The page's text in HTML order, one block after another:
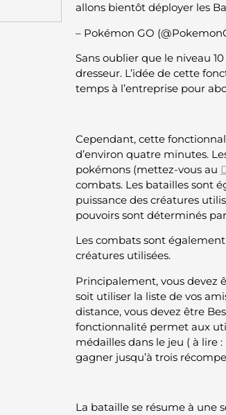
allons bientôt déployer les
– Pokémon GO
Sans oublier que le niveau
dresseur. L’idée de cette
temps à l’entreprise pour
Cependant, cette
d’environ quatre minutes.
pokémons (mettez-vous au
combats. Les batailles sont
puissance des créatures
pouvoirs sont déterminés
Les combats sont
créatures utilisées.
Principalement, vous devez
soit utiliser la liste de vos
distance, vous devez être
fonctionnalité permet aux
médailles dans le jeu ( à lire :
gagner jusqu’à trois
La bataille se résume à une